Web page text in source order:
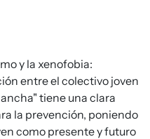
y la xenofobia:
entre el colectivo joven
tiene una clara
la prevención, poniendo
como presente y futuro